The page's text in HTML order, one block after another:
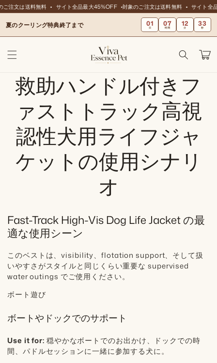
ンツに
スキッ
プ
ご注文は送料無料 サイト全品最大45%OFF 対象のご注文は送料無料 サイト全
夏のクーリング特典終了まで 01
日
07
時間
12
分
33
秒
ー
救助ハンドル付きフ
ァストトラック高視
認性犬用ライフジャ
ケットの使用シナリ
オ
Fast-Track High-Vis Dog Life Jacket の最
適な使用シーン
このベストは、visibility、flotation support、そして扱
いやすさがスタイルと同じくらい重要な supervised
water outings でご使用ください。
ボート遊び
ボートやドックでのサポート
Use it for: 穏やかなボートでのお出かけ、ドックでの時
間、パドルセッションに一緒に参加する犬に。